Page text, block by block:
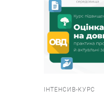
ІНТЕНСИВ-КУРС